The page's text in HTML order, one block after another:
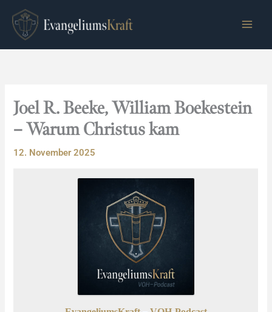
Inhalt
springen
Joel R. Beeke, William Boekestein
– Warum Christus kam
12. November 2025